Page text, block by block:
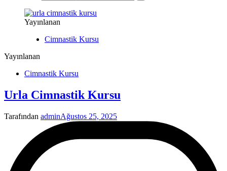
Yayınlanan
Cimnastik Kursu
Yayınlanan
Cimnastik Kursu
Urla Cimnastik Kursu
Tarafından adminAğustos 25, 2025